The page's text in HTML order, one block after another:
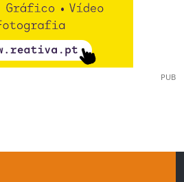
PUB